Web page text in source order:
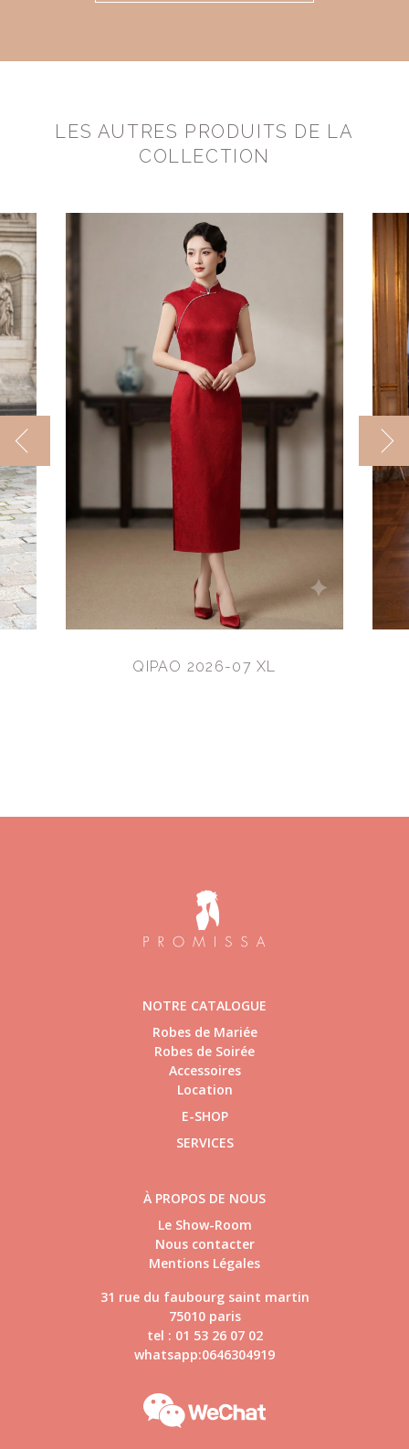
LES AUTRES PRODUITS DE LA
COLLECTION
QIPAO 2026-07 XL
NOTRE CATALOGUE
Robes de Mariée
Robes de Soirée
Accessoires
Location
E-SHOP
SERVICES
À PROPOS DE NOUS
Le Show-Room
Nous contacter
Mentions Légales
31 rue du faubourg saint martin
75010 paris
tel : 01 53 26 07 02
whatsapp:0646304919